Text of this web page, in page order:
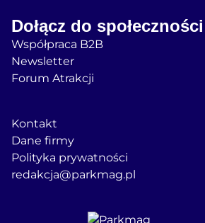
Dołącz do społeczności
Współpraca B2B
Newsletter
Forum Atrakcji
Kontakt
Dane firmy
Polityka prywatności
redakcja@parkmag.pl